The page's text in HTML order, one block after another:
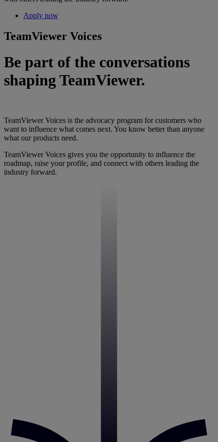
Apply now
TeamViewer Voices
Be part of the conversations
shaping TeamViewer.
TeamViewer Voices is the advocacy program for customers who
want to influence what comes next. You know better than anyone
what our products need.
TeamViewer Voices gives you the opportunity to influence the
roadmap, raise your profile, and connect with others leading the
industry forward.